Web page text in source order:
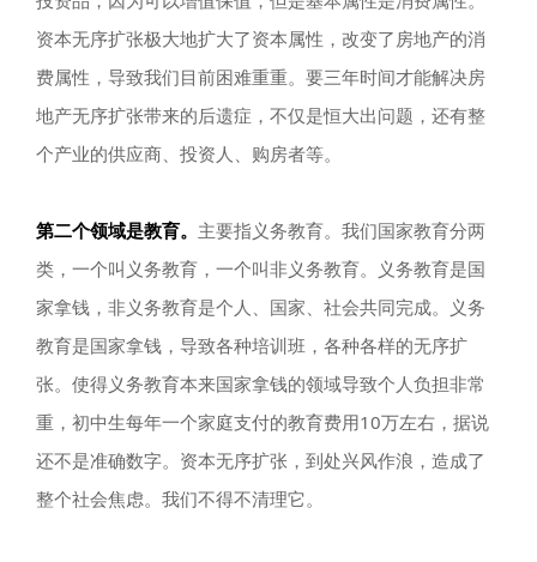
资本无序扩张极大地扩大了资本属性，改变了房地产的消
费属性，导致我们目前困难重重。要三年时间才能解决房
地产无序扩张带来的后遗症，不仅是恒大出问题，还有整
个产业的供应商、投资人、购房者等。
第二个领域是教育。 主要指义务教育。我们国家教育分两
类，一个叫义务教育，一个叫非义务教育。义务教育是国
家拿钱，非义务教育是个人、国家、社会共同完成。义务
教育是国家拿钱，导致各种培训班，各种各样的无序扩
张。使得义务教育本来国家拿钱的领域导致个人负担非常
重，初中生每年一个家庭支付的教育费用10万左右，据说
还不是准确数字。资本无序扩张，到处兴风作浪，造成了
整个社会焦虑。我们不得不清理它。